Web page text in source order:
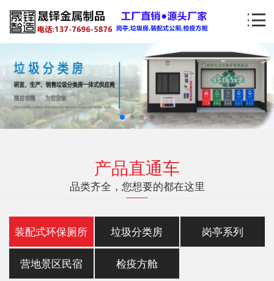
产品直通车
品类齐全，您想要的都在这里
装配式环保厕所 垃圾分类房 岗亭系列
营地景区民宿 检疫方舱